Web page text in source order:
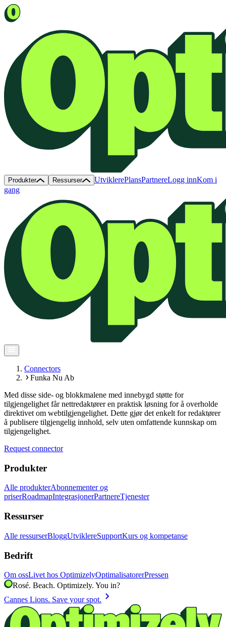
Produkter Ressurser UtviklerePlansPartnereLogg innKom i
gang
Connectors
Funka Nu Ab
Med disse side- og blokkmalene med innebygd støtte for
tilgjengelighet får nettredaktører en praktisk løsning for å overholde
direktivet om webtilgjengelighet. Dette gjør det enkelt for redaktører
å publisere tilgjengelig innhold, selv uten omfattende kunnskap om
tilgjengelighet.
Request connector
Produkter
Alle produkterAbonnementer og
priserRoadmapIntegrasjonerPartnereTjenester
Ressurser
Alle ressurserBloggUtviklereSupportKurs og kompetanse
Bedrift
Om ossLivet hos OptimizelyOptimalisatorerPressen
Rosé. Beach. Optimizely. You in?
Cannes Lions. Save your spot. chevron_right